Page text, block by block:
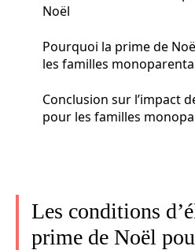
Noël
Pourquoi la prime de
les familles
Conclusion sur l’impact
pour les familles
Les conditions
prime de Noël